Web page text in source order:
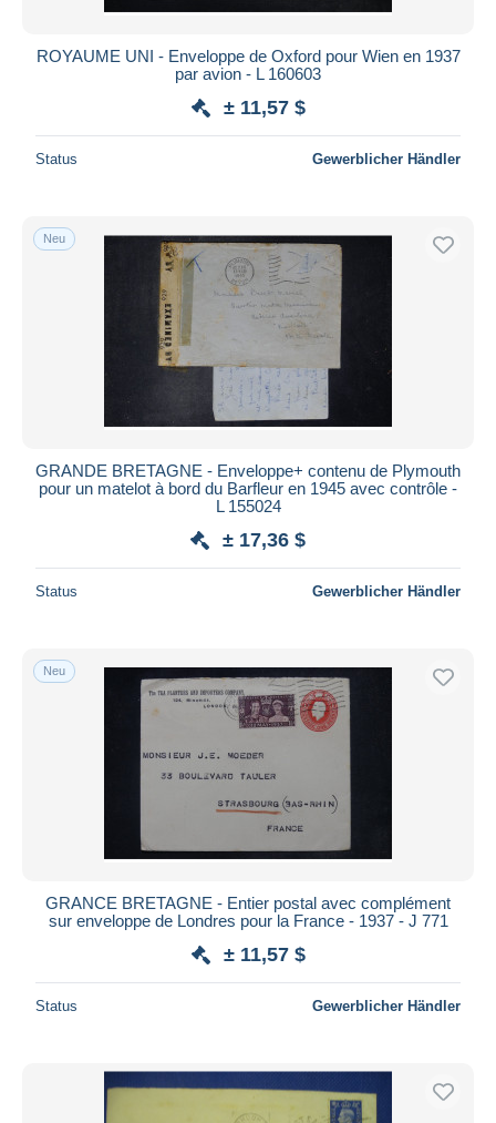
ROYAUME UNI - Enveloppe de Oxford pour Wien en 1937
par avion - L 160603
± 11,57 $
Status Gewerblicher Händler
Neu
GRANDE BRETAGNE - Enveloppe+ contenu de Plymouth
pour un matelot à bord du Barfleur en 1945 avec contrôle -
L 155024
± 17,36 $
Status Gewerblicher Händler
Neu
GRANCE BRETAGNE - Entier postal avec complément
sur enveloppe de Londres pour la France - 1937 - J 771
± 11,57 $
Status Gewerblicher Händler